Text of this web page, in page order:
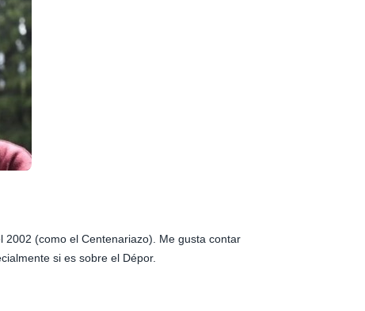
2002 (como el Centenariazo). Me gusta contar
si es sobre el Dépor.